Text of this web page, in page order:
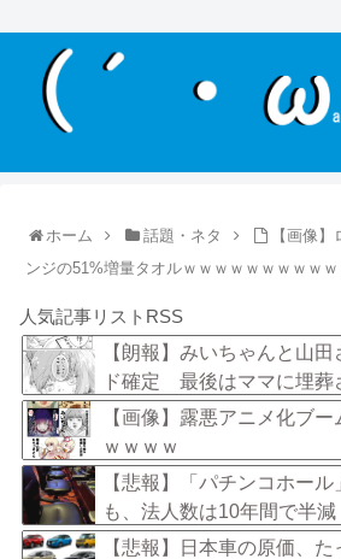
ホーム 話題・ネタ
【画像
ンジの51%増量タオルｗｗｗｗｗｗｗｗｗｗ
人気記事リストRSS
【朗報】みいちゃんと山
ド確定 最後はママに埋葬
【画像】露悪アニメ化ブ
ｗｗｗｗ
【悲報】「パチンコホー
も、法人数は10年間で半
年ぶりに7割超え
【悲報】日本車の原価、